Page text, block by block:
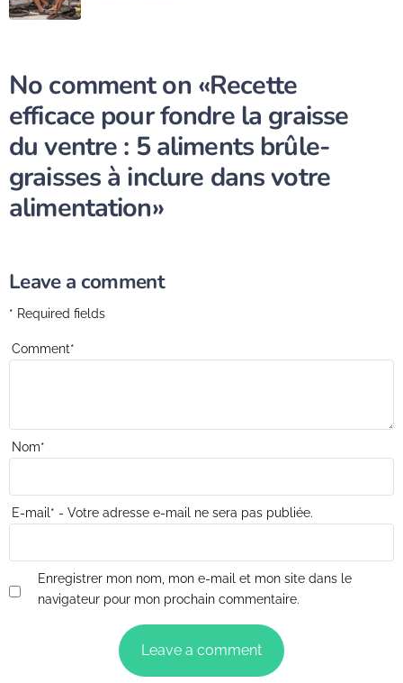
No comment on «Recette
efficace pour fondre la graisse
du ventre : 5 aliments brûle-
graisses à inclure dans votre
alimentation»
Leave a comment
* Required fields
Comment*
Nom*
E-mail* - Votre adresse e-mail ne sera pas publiée.
Enregistrer mon nom, mon e-mail et mon site dans le
navigateur pour mon prochain commentaire.